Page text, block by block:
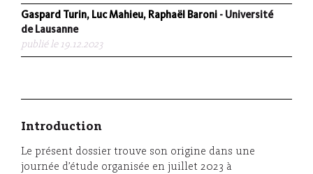
Gaspard Turin, Luc Mahieu, Raphaël Baroni - Université
de Lausanne
publié le 19.12.2023
Introduction
Le présent dossier trouve son origine dans une
journée d’étude organisée en juillet 2023 à